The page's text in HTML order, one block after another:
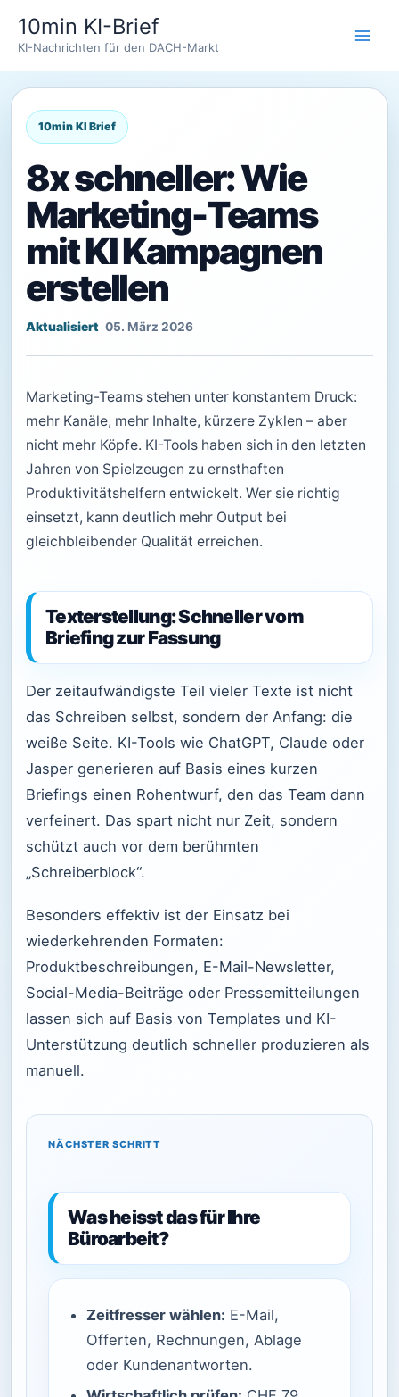
Inhalt
springen
10min KI-Brief
KI-Nachrichten für den DACH-Markt
8x schneller: Wie
Marketing-Teams
mit KI Kampagnen
erstellen
05. März 2026
Marketing-Teams stehen unter konstantem Druck:
mehr Kanäle, mehr Inhalte, kürzere Zyklen – aber
nicht mehr Köpfe. KI-Tools haben sich in den letzten
Jahren von Spielzeugen zu ernsthaften
Produktivitätshelfern entwickelt. Wer sie richtig
einsetzt, kann deutlich mehr Output bei
gleichbleibender Qualität erreichen.
Texterstellung: Schneller vom
Briefing zur Fassung
Der zeitaufwändigste Teil vieler Texte ist nicht
das Schreiben selbst, sondern der Anfang: die
weiße Seite. KI-Tools wie ChatGPT, Claude oder
Jasper generieren auf Basis eines kurzen
Briefings einen Rohentwurf, den das Team dann
verfeinert. Das spart nicht nur Zeit, sondern
schützt auch vor dem berühmten
„Schreiberblock“.
Besonders effektiv ist der Einsatz bei
wiederkehrenden Formaten:
Produktbeschreibungen, E-Mail-Newsletter,
Social-Media-Beiträge oder Pressemitteilungen
lassen sich auf Basis von Templates und KI-
Unterstützung deutlich schneller produzieren als
manuell.
NÄCHSTER SCHRITT
Was heisst das für Ihre
Büroarbeit?
Zeitfresser wählen: E-Mail,
Offerten, Rechnungen, Ablage
oder Kundenantworten.